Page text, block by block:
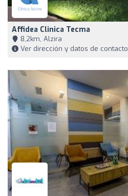
Affidea Clinica Tecma
8,2km, Alzira
Ver dirección y datos de contacto